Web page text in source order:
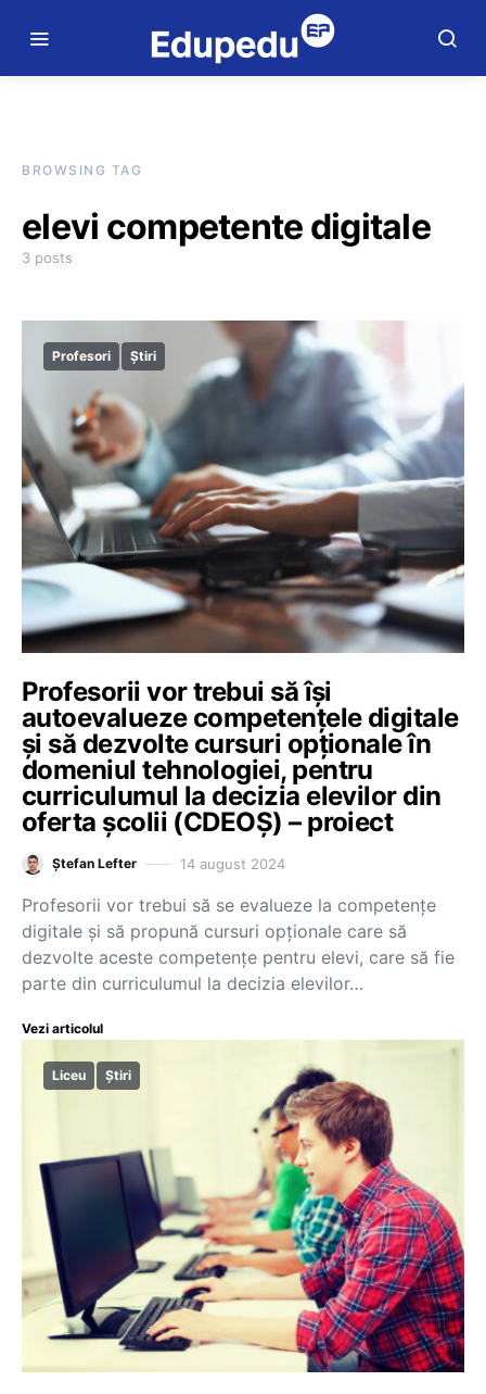
BROWSING TAG
elevi competente digitale
3 posts
Profesori Știri
Profesorii vor trebui să își
autoevalueze competențele digitale
și să dezvolte cursuri opționale în
domeniul tehnologiei, pentru
curriculumul la decizia elevilor din
oferta școlii (CDEOȘ) – proiect
Ștefan Lefter 14 august 2024
Profesorii vor trebui să se evalueze la competențe
digitale și să propună cursuri opționale care să
dezvolte aceste competențe pentru elevi, care să fie
parte din curriculumul la decizia elevilor…
Vezi articolul
Liceu Știri